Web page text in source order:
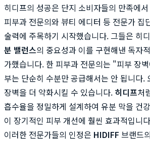
히디프의 성공은 단지 소비자들의 만족에
피부과 전문의와 뷰티 에디터 등 전문가 집
술력에 주목하기 시작했습니다. 그들은 히
분 밸런스의 중요성과 이를 구현해낸 독자
가했습니다. 한 피부과 전문의는 "피부 장
부는 단순히 수분만 공급해서는 안 됩니다.
장벽을 더 약화시킬 수 있습니다. 히디프처
흡수율을 정밀하게 설계하여 유분 막을 건
이 장기적인 피부 개선에 훨씬 효과적입니
이러한 전문가들의 인정은 HIDIFF 브랜드